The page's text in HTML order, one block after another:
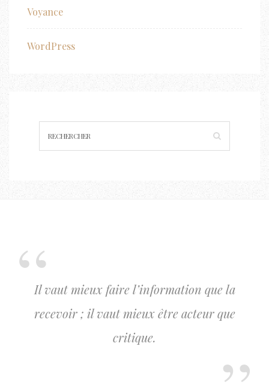
Voyance
WordPress
Il vaut mieux faire l’information que la
recevoir ; il vaut mieux être acteur que
critique.